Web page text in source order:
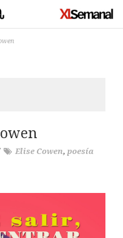
Elise Cowen, poesía